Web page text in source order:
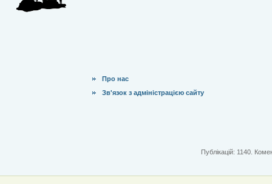
Про нас
Зв'язок з адміністрацією сайту
Публікацій: 1140.